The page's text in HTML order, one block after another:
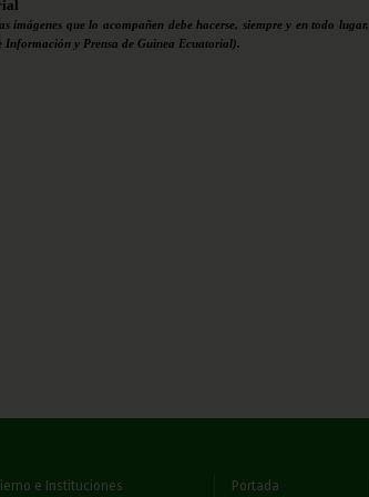
que lo acompañen debe hacerse, siempre y en todo lugar,
y Prensa de Guinea Ecuatorial).
e Instituciones Portada